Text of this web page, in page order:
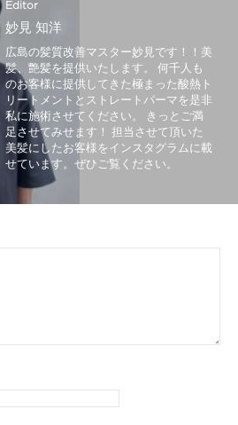
Editor
妙見 知洋
広島の髪質改善マスター妙見です！！美
髪、艶髪を提供いたします。 何千人も
のお客様に提供してきた極まった酸熱ト
リートメントとストレートパーマを是非
私に施術させてください。 きっとご満
足させてみせます！ 担当させて頂いた
美髪にしたお客様をインスタグラムに載
せています。ぜひご覧ください。